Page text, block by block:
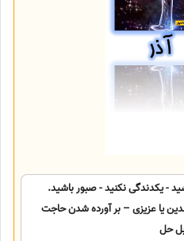
- یکدندگی نکنید - صبور باشید.
یا عزیزی – بر آورده شدن حاجت
حل